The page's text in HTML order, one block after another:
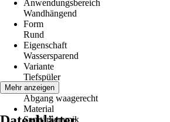
Anwendungsbereich
Wandhängend
Form
Rund
Eigenschaft
Wassersparend
Variante
Tiefspüler
Abgang
Abgang waagerecht
Material
Sanitärkeramik
Mehr anzeigen